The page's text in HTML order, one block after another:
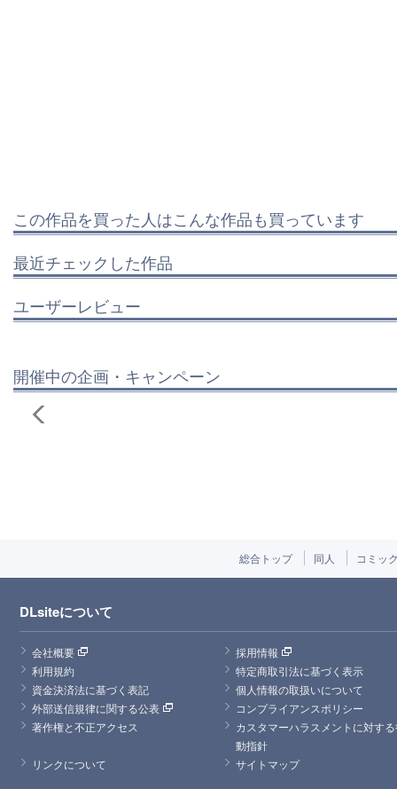
この作品を買った人はこんな作品も買っています
最近チェックした作品
ユーザーレビュー
開催中の企画・キャンペーン
総合トップ 同人 コミッ
DLsiteについて
会社概要
採用情報
利用規約
特定商取引法に基づく表示
資金決済法に基づく表記
個人情報の取扱いについて
外部送信規律に関する公表
コンプライアンスポリシー
著作権と不正アクセス
カスタマーハラスメントに対す
動指針
リンクについて
サイトマップ